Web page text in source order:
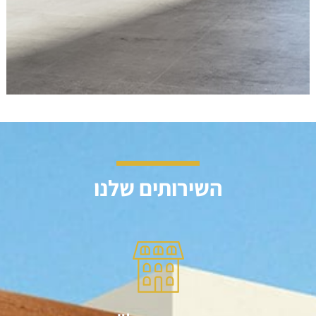
השירותים שלנו